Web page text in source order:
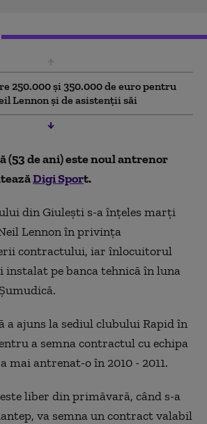
250.000 și 350.000 de euro pentru
Lennon și de asistenții săi
(53 de ani) este noul antrenor
Digi Sport.
din Giulești s-a înțeles marți
Lennon în privința
contractului, iar înlocuitorul
pe banca tehnică în luna
a ajuns la sediul clubului Rapid în
a semna contractul cu echipa
mai antrenat-o în 2010 - 2011.
liber din primăvară, când s-a
va semna un contract valabil